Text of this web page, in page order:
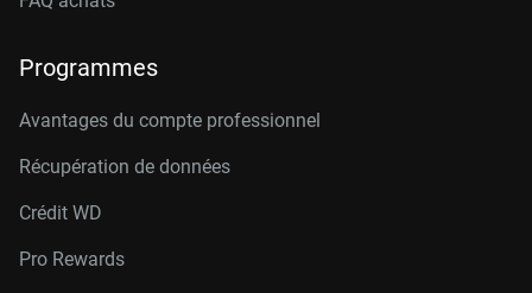
Programmes
Avantages du compte professionnel
Récupération de données
Crédit WD
Pro Rewards